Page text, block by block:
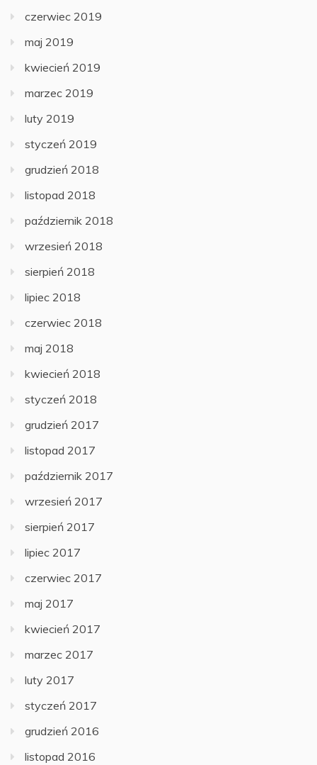
czerwiec 2019
maj 2019
kwiecień 2019
marzec 2019
luty 2019
styczeń 2019
grudzień 2018
listopad 2018
październik 2018
wrzesień 2018
sierpień 2018
lipiec 2018
czerwiec 2018
maj 2018
kwiecień 2018
styczeń 2018
grudzień 2017
listopad 2017
październik 2017
wrzesień 2017
sierpień 2017
lipiec 2017
czerwiec 2017
maj 2017
kwiecień 2017
marzec 2017
luty 2017
styczeń 2017
grudzień 2016
listopad 2016